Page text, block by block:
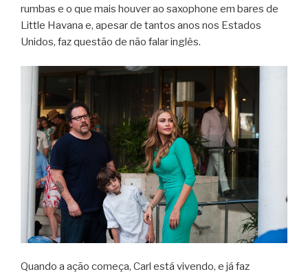
rumbas e o que mais houver ao saxophone em bares de
Little Havana e, apesar de tantos anos nos Estados
Unidos, faz questão de não falar inglês.
Quando a ação começa, Carl está vivendo, e já faz